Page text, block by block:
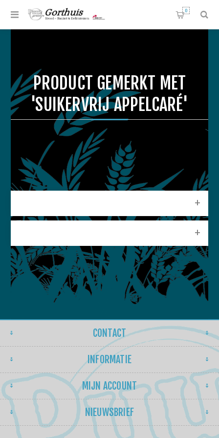
0
PRODUCT GEMERKT MET
'SUIKERVRIJ APPELCARÉ'
CONTACT
INFORMATIE
MIJN ACCOUNT
NIEUWSBRIEF